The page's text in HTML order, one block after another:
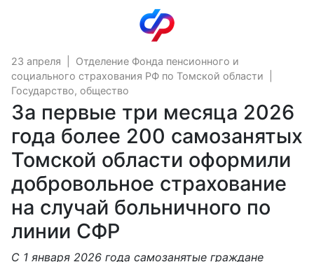
23 апреля
Отделение Фонда пенсионного и
социального страхования РФ по Томской области
Государство, общество
За первые три месяца 2026
года более 200 самозанятых
Томской области оформили
добровольное страхование
на случай больничного по
линии СФР
С 1 января 2026 года самозанятые граждане